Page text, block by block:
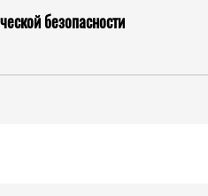
безопасности